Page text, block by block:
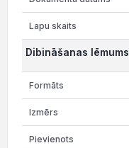
Dibināšanas lēmums